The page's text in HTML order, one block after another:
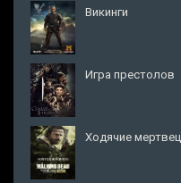
Викинги
Игра престолов
Ходячие